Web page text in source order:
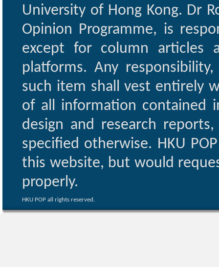
University of Hong Kong. Dr
Opinion Programme, is
except for column articles
platforms. Any
such item shall vest entirely
of all information contained
design and research
specified otherwise. HKU
this website, but would
properly.
HKU POP all rights reserved.